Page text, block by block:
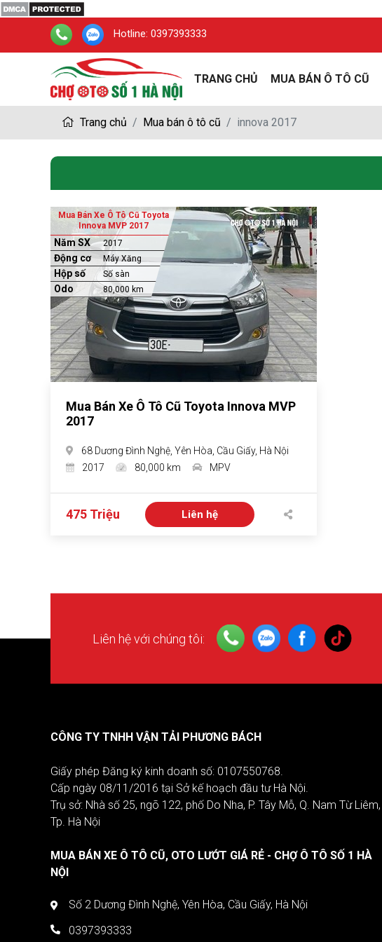
Hotline: 0397393333
TRANG CHỦ MUA BÁN Ô TÔ CŨ
Trang chủ Mua bán ô tô cũ innova 2017
Mua Bán Xe Ô Tô Cũ Toyota
Innova MVP 2017
Năm SX 2017
Động cơ Máy Xăng
Hộp số Số sàn
Odo 80,000 km
Mua Bán Xe Ô Tô Cũ Toyota Innova MVP
2017
68 Dương Đình Nghệ, Yên Hòa, Cầu Giấy, Hà Nội
2017
80,000 km MPV
475 Triệu Liên hệ
Liên hệ với chúng tôi:
CÔNG TY TNHH VẬN TẢI PHƯƠNG BÁCH
Giấy phép Đăng ký kinh doanh số: 0107550768.
Cấp ngày 08/11/2016 tại Sở kế hoạch đầu tư Hà Nội.
Trụ sở: Nhà số 25, ngõ 122, phố Do Nha, P. Tây Mỗ, Q. Nam Từ Liêm,
Tp. Hà Nội
MUA BÁN XE Ô TÔ CŨ, OTO LƯỚT GIÁ RẺ - CHỢ Ô TÔ SỐ 1 HÀ
NỘI
Số 2 Dương Đình Nghệ, Yên Hòa, Cầu Giấy, Hà Nội
0397393333